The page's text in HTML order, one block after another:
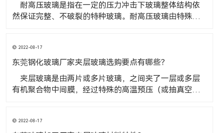
​ 耐高压玻璃是指在一定的压力冲击下玻璃整体结构依
然保证完整、不破裂的特种玻璃。耐高压玻璃由特殊材
泛应用于化工、石油、电力、制药、机械制造等领域。
玻璃生产厂家耐高压玻璃的性
2022-08-17
东莞钢化玻璃厂家夹层玻璃选购要点有哪些？
​ 夹层玻璃是由两片或多片玻璃，之间夹了一层或多层
有机聚合物中间膜，经过特殊的高温预压（或抽真空）
有哪些？ 1、看标志查证书
2022-08-17